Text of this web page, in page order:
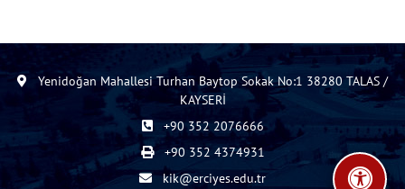
Yenidoğan Mahallesi Turhan Baytop Sokak No:1 38280 TALAS /
KAYSERİ
+90 352 2076666
+90 352 4374931
kik@erciyes.edu.tr